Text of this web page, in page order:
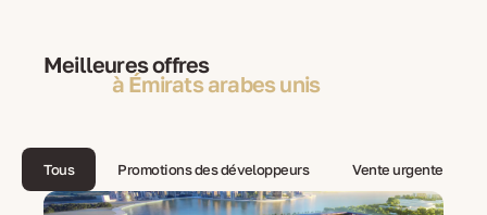
Meilleures offres
à Émirats arabes unis
Tous Promotions des développeurs Vente urgente